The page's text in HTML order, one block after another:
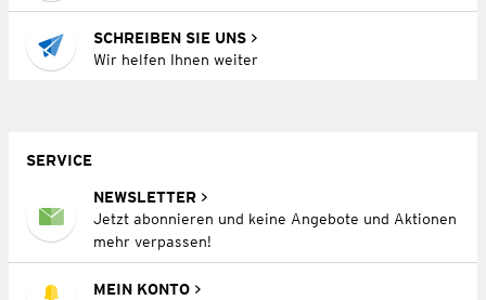
SCHREIBEN SIE UNS
Wir helfen Ihnen weiter
SERVICE
NEWSLETTER
Jetzt abonnieren und keine Angebote und Aktionen
mehr verpassen!
MEIN KONTO